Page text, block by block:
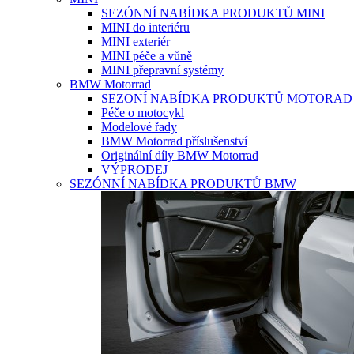
SEZÓNNÍ NABÍDKA PRODUKTŮ MINI
MINI do interiéru
MINI exteriér
MINI péče a vůně
MINI přepravní systémy
BMW Motorrad
SEZONÍ NABÍDKA PRODUKTŮ MOTORAD
Péče o motocykl
Modelové řady
BMW Motorrad příslušenství
Originální díly BMW Motorrad
VÝPRODEJ
SEZÓNNÍ NABÍDKA PRODUKTŮ BMW